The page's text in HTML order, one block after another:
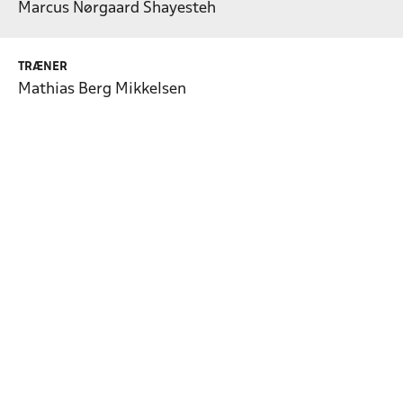
Marcus Nørgaard Shayesteh
TRÆNER
Mathias Berg Mikkelsen